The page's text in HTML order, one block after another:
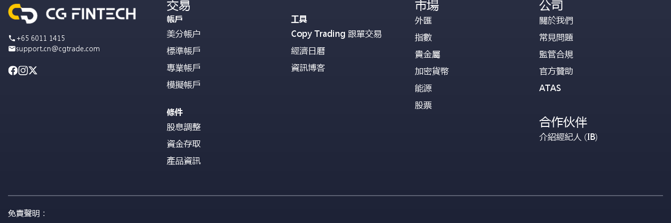
+65 6011 1415
support.cn@cgtrade.com
交易
帳戶
美分帳户
標準帳戶
專業帳戶
模擬帳戶
條件
股息調整
資金存取
產品資訊
工具
Copy Trading 跟單交易
經濟日曆
資訊博客
市場
外匯
指數
貴金屬
加密貨幣
能源
股票
公司
關於我們
常見問題
監管合規
官方贊助
ATAS
合作伙伴
介紹經紀人 (IB)
免責聲明：